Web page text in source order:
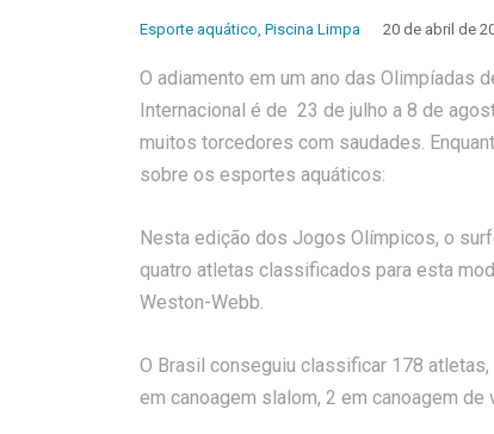
Esporte aquático, Piscina Limpa 20 de abril de
O adiamento em um ano das Olimpíadas
Internacional é de 23 de julho a 8 de
muitos torcedores com saudades.
sobre os esportes aquáticos:
Nesta edição dos Jogos Olímpicos, o
quatro atletas classificados para esta
Weston-Webb.
O Brasil conseguiu classificar 178
em canoagem slalom, 2 em canoagem